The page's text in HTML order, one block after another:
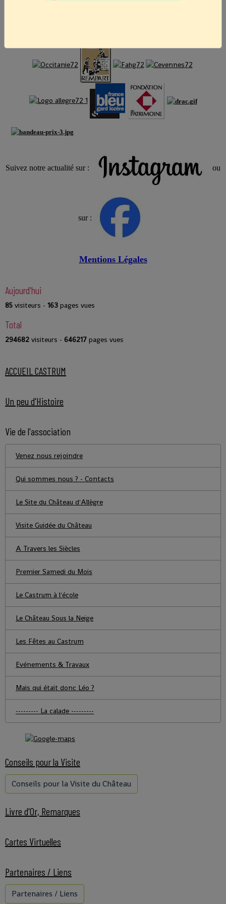
Suivez notre actualité sur : ou
sur :
Mentions Légales
Aujourd'hui
85 visiteurs - 163 pages vues
Total
294682 visiteurs - 646217 pages vues
ACCUEIL CASTRUM
Un peu d'Histoire
Vie de l'association
Venez nous rejoindre
Qui sommes nous ? - Contacts
Le Site du Château d'Allègre
Visite Guidée du Château
A Travers les Siècles
Premier Samedi du Mois
Le Castrum à l'école
Le Château Sous la Neige
Les Fêtes au Castrum
Evénements & Travaux
Mais qui était donc Léo ?
--------- La calade ---------
Conseils pour la Visite
Conseils pour la Visite du Château
Livre d'Or, Remarques
Cartes Virtuelles
Partenaires / Liens
Partenaires / Liens